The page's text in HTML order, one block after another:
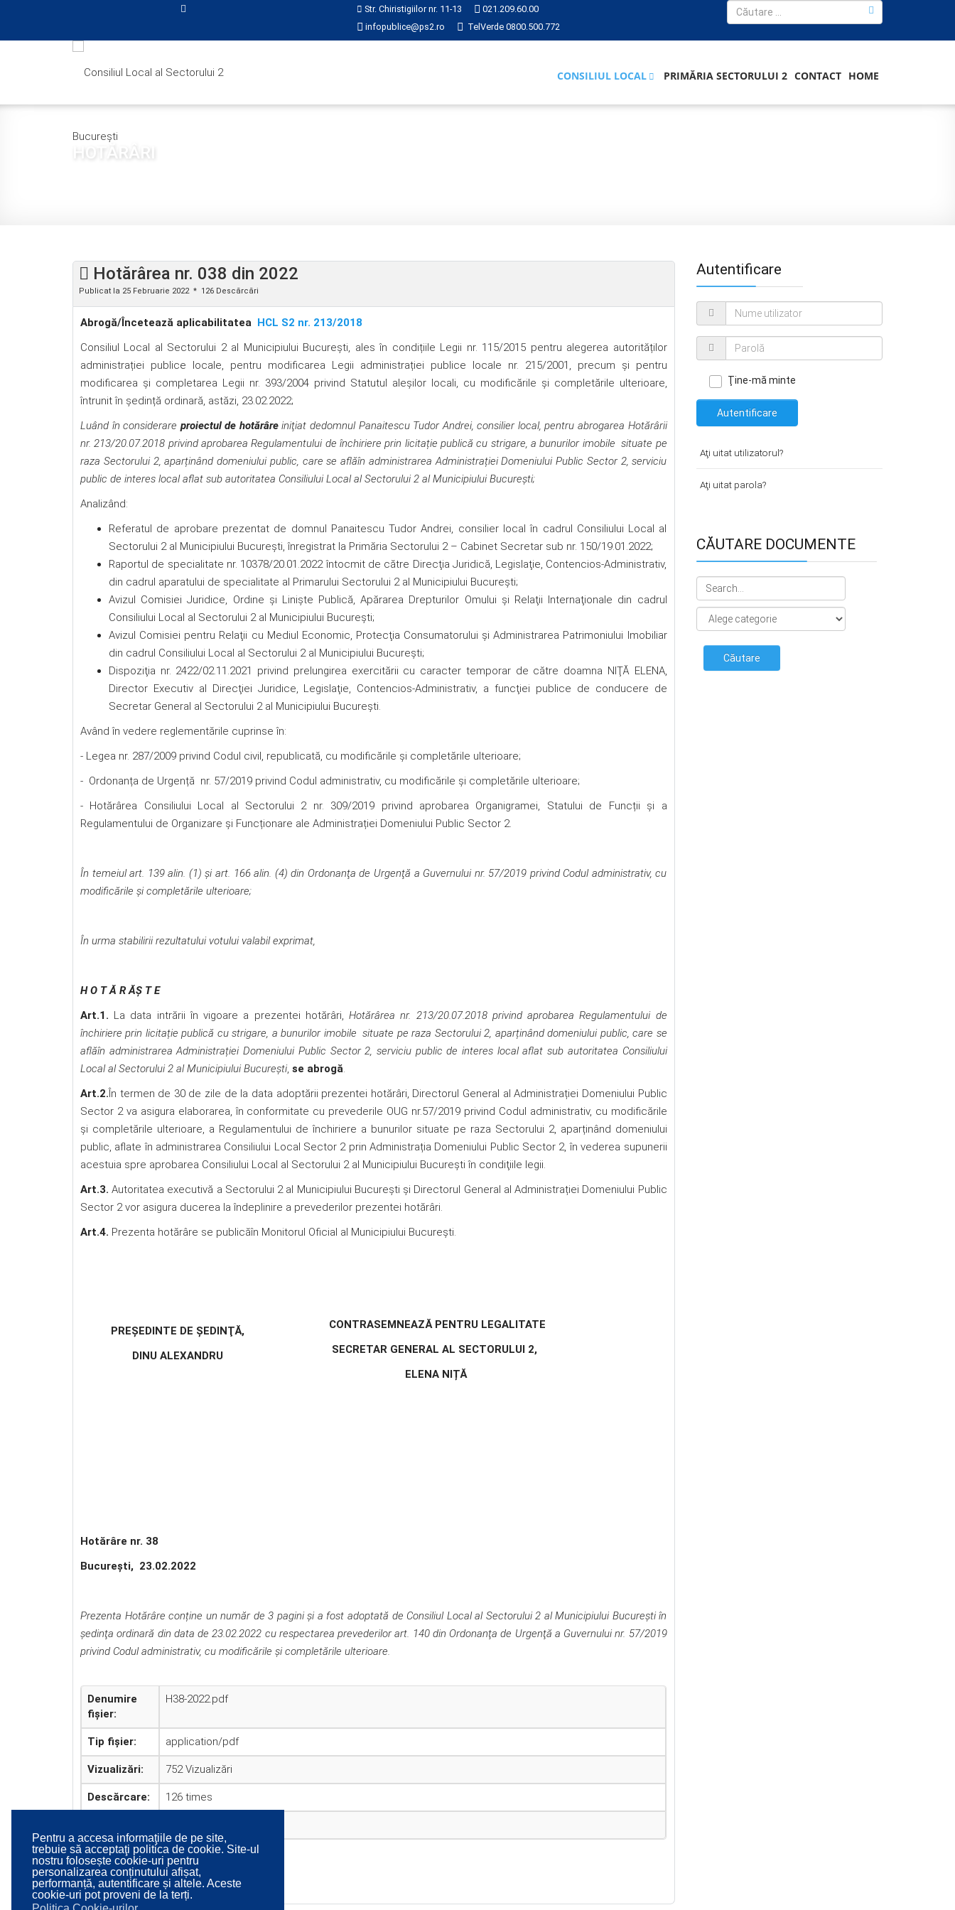
Pentru a accesa informaţiile de pe site,
trebuie să acceptaţi politica de cookie. Site-ul
nostru folosește cookie-uri pentru
personalizarea conținutului afișat,
performanță, autentificare și altele. Aceste
cookie-uri pot proveni de la terți.
Str. Chiristigiilor nr. 11-13
021.209.60.00
infopublice@ps2.ro
TelVerde 0800.500.772
CONSILIUL LOCAL PRIMĂRIA SECTORULUI 2 CONTACT HOME
HOTĂRÂRI
Hotărârea nr. 038 din 2022
Publicat la 25 Februarie 2022 126 Descărcări
Abrogă/Încetează aplicabilitatea HCL S2 nr. 213/2018
Consiliul Local al Sectorului 2 al Municipiului Bucureşti, ales în condițiile Legii nr. 115/2015 pentru alegerea autorităților
administrației publice locale, pentru modificarea Legii administrației publice locale nr. 215/2001, precum și pentru
modificarea şi completarea Legii nr. 393/2004 privind Statutul aleșilor locali, cu modificările şi completările ulterioare,
întrunit în ședință ordinară, astăzi, 23.02.2022;
Luând în considerare proiectul de hotărâreiniţiat dedomnul Panaitescu Tudor Andrei, consilier local,pentru abrogarea Hotărârii
nr. 213/20.07.2018 privind aprobarea Regulamentului de închiriere prin licitație publică cu strigare, a bunurilor imobile situate pe
raza Sectorului 2, aparținând domeniului public, care se aflăîn administrarea Administrației Domeniului Public Sector 2, serviciu
public de interes local aflat sub autoritatea Consiliului Local al Sectorului 2 al Municipiului București;
Analizând:
Referatul de aprobare prezentat de domnul Panaitescu Tudor Andrei, consilier local în cadrul Consiliului Local al
Sectorului 2 al Municipiului Bucureşti, înregistrat la Primăria Sectorului 2 – Cabinet Secretar sub nr. 150/19.01.2022;
Raportul de specialitate nr. 10378/20.01.2022 întocmit de către Direcţia Juridică, Legislaţie, Contencios-Administrativ,
din cadrul aparatului de specialitate al Primarului Sectorului 2 al Municipiului București;
Avizul Comisiei Juridice, Ordine şi Linişte Publică, Apărarea Drepturilor Omului şi Relaţii Internaţionale din cadrul
Consiliului Local al Sectorului 2 al Municipiului Bucureşti;
Avizul Comisiei pentru Relaţii cu Mediul Economic, Protecţia Consumatorului şi Administrarea Patrimoniului Imobiliar
din cadrul Consiliului Local al Sectorului 2 al Municipiului Bucureşti;
Dispoziţia nr. 2422/02.11.2021 privind prelungirea exercitării cu caracter temporar de către doamna NIŢĂ ELENA,
Director Executiv al Direcţiei Juridice, Legislaţie, Contencios-Administrativ, a funcţiei publice de conducere de
Secretar General al Sectorului 2 al Municipiului Bucureşti.
Având în vedere reglementările cuprinse în:
- Legea nr. 287/2009 privind Codul civil, republicată, cu modificările și completările ulterioare;
- Ordonanța de Urgență nr. 57/2019 privind Codul administrativ, cu modificările și completările ulterioare;
- Hotărârea Consiliului Local al Sectorului 2 nr. 309/2019 privind aprobarea Organigramei, Statului de Funcții și a
Regulamentului de Organizare și Funcționare ale Administrației Domeniului Public Sector 2.
În temeiul art. 139 alin. (1) şi art. 166 alin. (4) din Ordonanţa de Urgenţă a Guvernului nr. 57/2019 privind Codul administrativ, cu
modificările şi completările ulterioare;
În urma stabilirii rezultatului votului valabil exprimat,
H O T Ă R ĂŞ T E
Art.1. La data intrării în vigoare a prezentei hotărâri,Hotărârea nr. 213/20.07.2018 privind aprobarea Regulamentului de
închiriere prin licitație publică cu strigare, a bunurilor imobile situate pe raza Sectorului 2, aparținând domeniului public, care se
aflăîn administrarea Administrației Domeniului Public Sector 2, serviciu public de interes local aflat sub autoritatea Consiliului
Local al Sectorului 2 al Municipiului București, se abrogă.
Art.2.În termen de 30 de zile de la data adoptării prezentei hotărâri, Directorul General al Administrației Domeniului Public
Sector 2 va asigura elaborarea, în conformitate cu prevederile OUG nr.57/2019 privind Codul administrativ, cu modificările
și completările ulterioare, a Regulamentului de închiriere a bunurilor situate pe raza Sectorului 2, aparținând domeniului
public, aflate în administrarea Consiliului Local Sector 2 prin Administrația Domeniului Public Sector 2, în vederea supunerii
acestuia spre aprobarea Consiliului Local al Sectorului 2 al Municipiului Bucureşti în condiţiile legii.
Art.3. Autoritatea executivă a Sectorului 2 al Municipiului Bucureşti și Directorul General al Administrației Domeniului Public
Sector 2 vor asigura ducerea la îndeplinire a prevederilor prezentei hotărâri.
Art.4. Prezenta hotărâre se publicăîn Monitorul Oficial al Municipiului București.
CONTRASEMNEAZĂ PENTRU LEGALITATE
SECRETAR GENERAL AL SECTORULUI 2,
ELENA NIȚĂ
PREŞEDINTE DE ŞEDINŢĂ,
DINU ALEXANDRU
Hotărâre nr. 38
Bucureşti, 23.02.2022
Prezenta Hotărâre conține un număr de 3 pagini şi a fost adoptată de Consiliul Local al Sectorului 2 al Municipiului Bucureşti în
şedinţa ordinară din data de 23.02.2022 cu respectarea prevederilor art. 140 din Ordonanţa de Urgenţă a Guvernului nr. 57/2019
privind Codul administrativ, cu modificările şi completările ulterioare.
Denumire
fișier:
H38-2022.pdf
Tip fișier: application/pdf
Vizualizări: 752 Vizualizări
Descărcare: 126 times
Descărcare
Autentificare
Ţine-mă minte
Autentificare
Aţi uitat utilizatorul?
Aţi uitat parola?
CĂUTARE DOCUMENTE